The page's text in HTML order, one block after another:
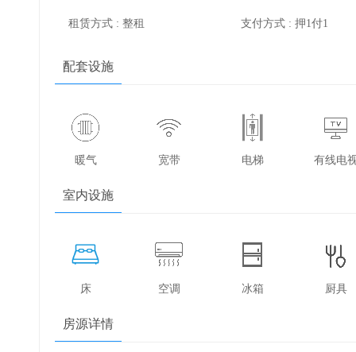
租赁方式 : 整租 支付方式 : 押1付1
配套设施
暖气 宽带 电梯 有线电
室内设施
床 空调 冰箱 厨具
房源详情